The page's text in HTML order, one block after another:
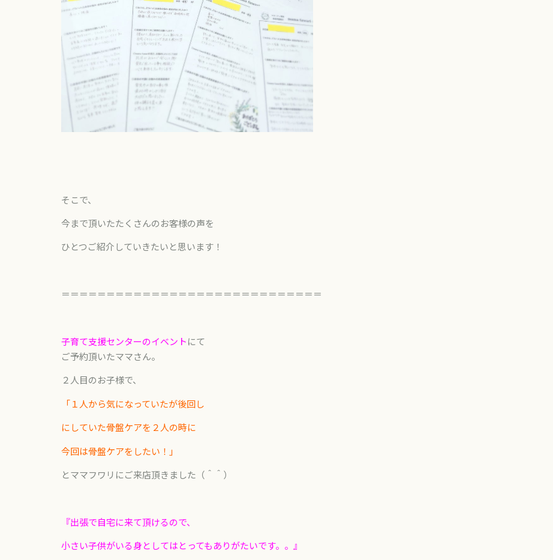
そこで、
今まで頂いたたくさんのお客様の声を
ひとつご紹介していきたいと思います！
＝＝＝＝＝＝＝＝＝＝＝＝＝＝＝＝＝＝＝＝＝＝＝＝＝＝＝＝＝
子育て支援センターのイベントにて
ご予約頂いたママさん。
２人目のお子様で、
「１人から気になっていたが後回し
にしていた骨盤ケアを２人の時に
今回は骨盤ケアをしたい！」
とママフワリにご来店頂きました（＾＾）
『出張で自宅に来て頂けるので、
小さい子供がいる身としてはとってもありがたいです。。』